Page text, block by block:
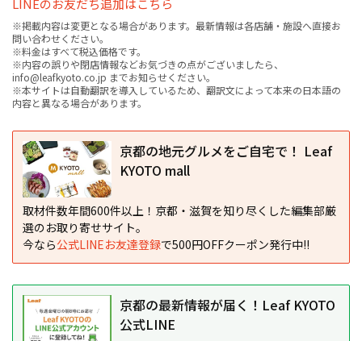
LINEのお友だち追加はこちら
※掲載内容は変更となる場合があります。最新情報は各店舗・施設へ直接お
問い合わせください。
※料金はすべて税込価格です。
※内容の誤りや閉店情報などお気づきの点がございましたら、
info@leafkyoto.co.jp までお知らせください。
※本サイトは自動翻訳を導入しているため、翻訳文によって本来の日本語の
内容と異なる場合があります。
京都の地元グルメをご自宅で！ Leaf
KYOTO mall
取材件数年間600件以上！京都・滋賀を知り尽くした編集部厳
選のお取り寄せサイト。
今なら公式LINEお友達登録で500円OFFクーポン発行中!!
京都の最新情報が届く！Leaf KYOTO
公式LINE